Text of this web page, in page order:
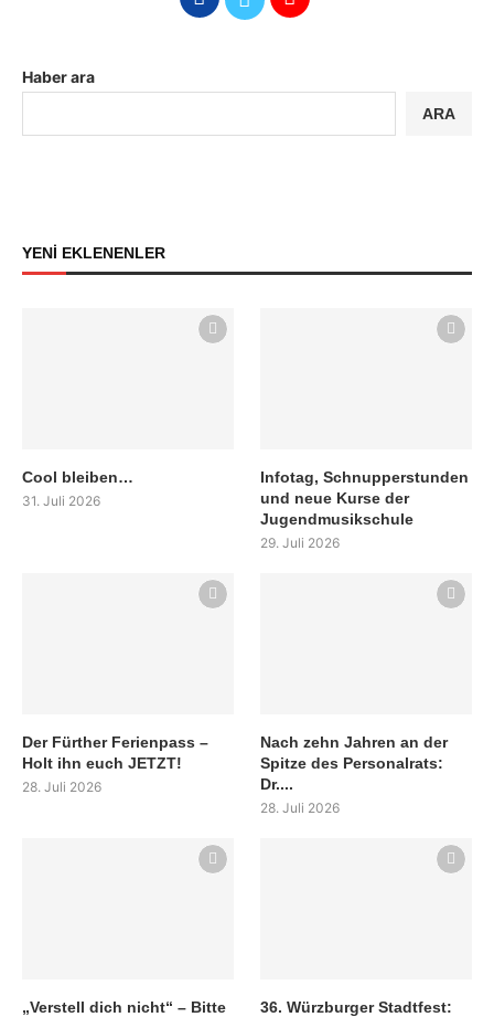
Haber ara
ARA
YENİ EKLENENLER
Cool bleiben…
31. Juli 2026
Infotag, Schnupperstunden
und neue Kurse der
Jugendmusikschule
29. Juli 2026
Der Fürther Ferienpass –
Holt ihn euch JETZT!
28. Juli 2026
Nach zehn Jahren an der
Spitze des Personalrats:
Dr....
28. Juli 2026
„Verstell dich nicht“ – Bitte
36. Würzburger Stadtfest: